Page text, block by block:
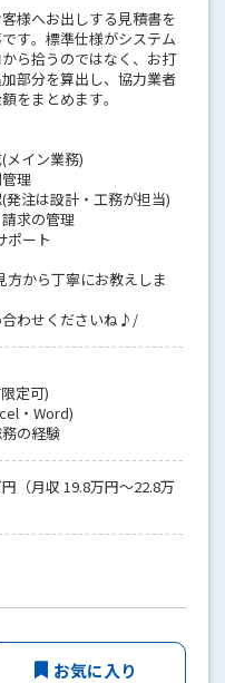
様へお出しする見積書を
す。標準仕様がシステム
ら拾うのではなく、お打
部分を算出し、協力業者
をまとめます。
イン業務)
理
注は設計・工務が担当)
求の管理
ポート
方から丁寧にお教えしま
合わせくださいね♪/
定可)
・Word)
務の経験
（月収 19.8万円～22.8万
お気に入り